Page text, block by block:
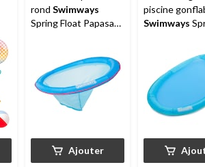
rond Swimways
Spring Float Papasan,
Ajouter
piscine
Swimways